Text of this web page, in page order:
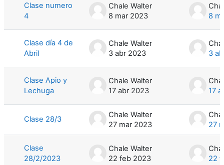
Clase numero
4
Chale Walter
8 mar 2023
8
Clase día 4 de
Abril
Chale Walter
3 abr 2023
3
Clase Apio y
Lechuga
Chale Walter
17 abr 2023
17
Clase 28/3
Chale Walter
27 mar 2023
27
Clase
28/2/2023
Chale Walter
22 feb 2023
22